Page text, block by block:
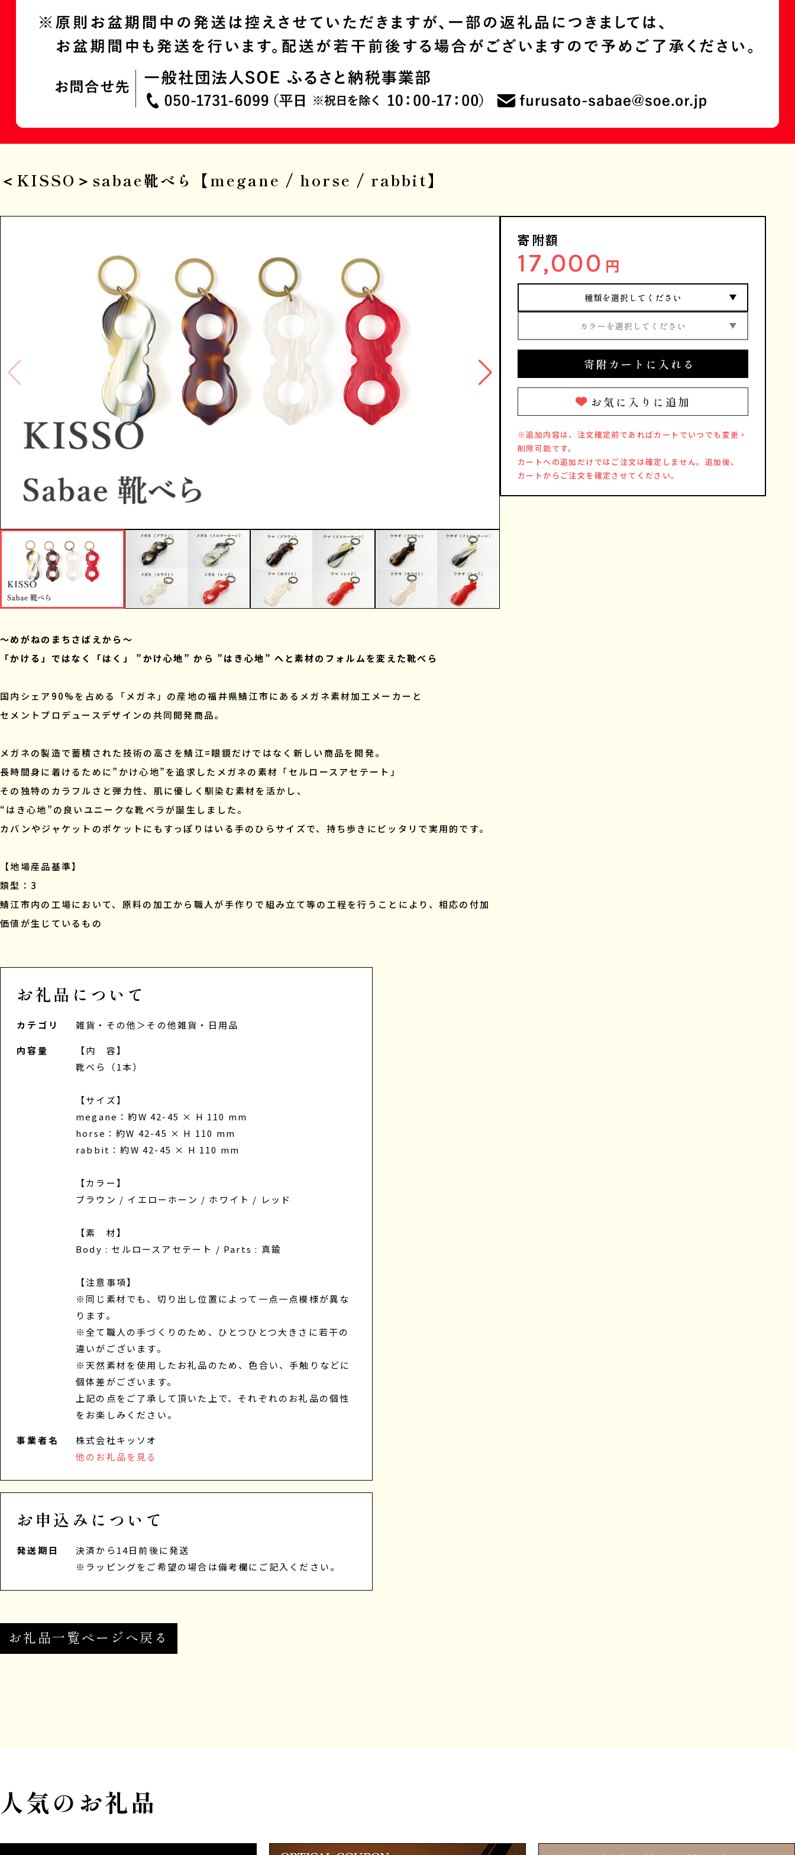
＜KISSO＞sabae靴べら【megane / horse / rabbit】
寄附額
17,000 円
種類を選択してください
カラーを選択してください
寄附カートに入れる
お気に入りに追加
※追加内容は、注文確定前であればカートでいつでも変更・
削除可能です。
カートへの追加だけではご注文は確定しません。追加後、
カートからご注文を確定させてください。
～めがねのまちさばえから～
「かける」ではなく「はく」 ”かけ心地” から ”はき心地” へと素材のフォルムを変えた靴べら
国内シェア90%を占める「メガネ」の産地の福井県鯖江市にあるメガネ素材加工メーカーと
セメントプロデュースデザインの共同開発商品。
メガネの製造で蓄積された技術の高さを鯖江=眼鏡だけではなく新しい商品を開発。
長時間身に着けるために”かけ心地”を追求したメガネの素材「セルロースアセテート」
その独特のカラフルさと弾力性、肌に優しく馴染む素材を活かし、
“はき心地”の良いユニークな靴ベラが誕生しました。
カバンやジャケットのポケットにもすっぽりはいる手のひらサイズで、持ち歩きにピッタリで実用的です。
【地場産品基準】
類型：3
鯖江市内の工場において、原料の加工から職人が手作りで組み立て等の工程を行うことにより、相応の付加
価値が生じているもの
お礼品について
カテゴリ 雑貨・その他 ＞その他雑貨・日用品
内容量
【内 容】
靴べら（1本）
【サイズ】
megane：約W 42-45 × H 110 mm
horse：約W 42-45 × H 110 mm
rabbit：約W 42-45 × H 110 mm
【カラー】
ブラウン / イエローホーン / ホワイト / レッド
【素 材】
Body : セルロースアセテート / Parts : 真鍮
【注意事項】
※同じ素材でも、切り出し位置によって一点一点模様が異な
ります。
※全て職人の手づくりのため、ひとつひとつ大きさに若干の
違いがございます。
※天然素材を使用したお礼品のため、色合い、手触りなどに
個体差がございます。
上記の点をご了承して頂いた上で、それぞれのお礼品の個性
をお楽しみください。
事業者名
株式会社キッソオ
他のお礼品を見る
お申込みについて
発送期日
決済から14日前後に発送
※ラッピングをご希望の場合は備考欄にご記入ください。
お礼品一覧ページへ戻る
人気のお礼品